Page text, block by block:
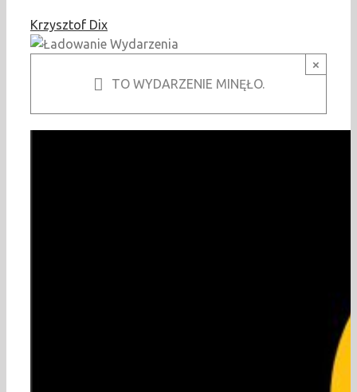
Krzysztof Dix
×
TO WYDARZENIE MINĘŁO.